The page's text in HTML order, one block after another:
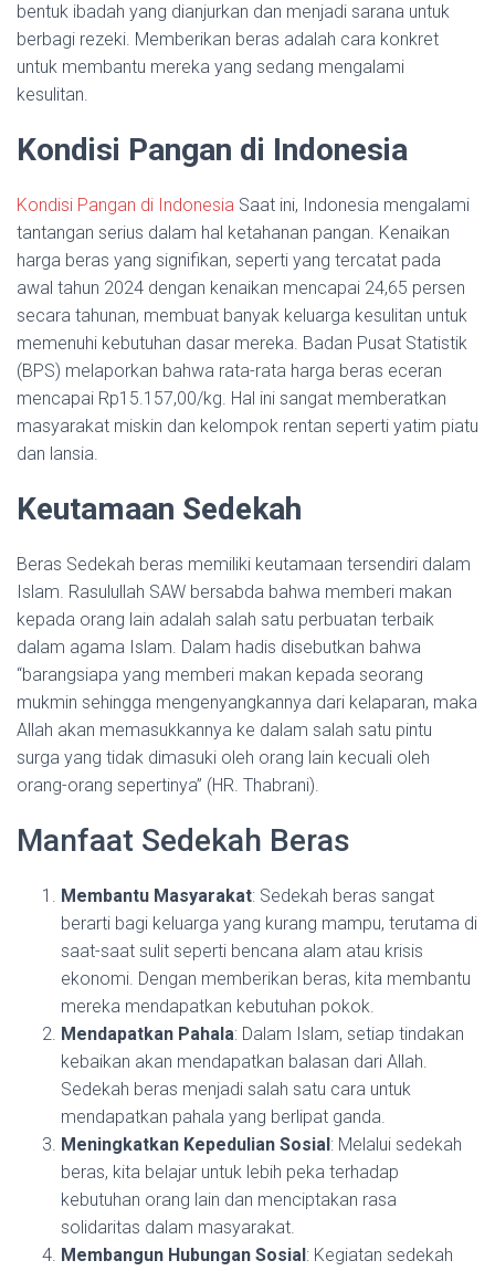
bentuk ibadah yang dianjurkan dan menjadi sarana untuk
berbagi rezeki. Memberikan beras adalah cara konkret
untuk membantu mereka yang sedang mengalami
kesulitan.
Kondisi Pangan di Indonesia
Kondisi Pangan di Indonesia Saat ini, Indonesia mengalami
tantangan serius dalam hal ketahanan pangan. Kenaikan
harga beras yang signifikan, seperti yang tercatat pada
awal tahun 2024 dengan kenaikan mencapai 24,65 persen
secara tahunan, membuat banyak keluarga kesulitan untuk
memenuhi kebutuhan dasar mereka. Badan Pusat Statistik
(BPS) melaporkan bahwa rata-rata harga beras eceran
mencapai Rp15.157,00/kg. Hal ini sangat memberatkan
masyarakat miskin dan kelompok rentan seperti yatim piatu
dan lansia.
Keutamaan Sedekah
Beras Sedekah beras memiliki keutamaan tersendiri dalam
Islam. Rasulullah SAW bersabda bahwa memberi makan
kepada orang lain adalah salah satu perbuatan terbaik
dalam agama Islam. Dalam hadis disebutkan bahwa
“barangsiapa yang memberi makan kepada seorang
mukmin sehingga mengenyangkannya dari kelaparan, maka
Allah akan memasukkannya ke dalam salah satu pintu
surga yang tidak dimasuki oleh orang lain kecuali oleh
orang-orang sepertinya” (HR. Thabrani).
Manfaat Sedekah Beras
Membantu Masyarakat: Sedekah beras sangat
berarti bagi keluarga yang kurang mampu, terutama di
saat-saat sulit seperti bencana alam atau krisis
ekonomi. Dengan memberikan beras, kita membantu
mereka mendapatkan kebutuhan pokok.
Mendapatkan Pahala: Dalam Islam, setiap tindakan
kebaikan akan mendapatkan balasan dari Allah.
Sedekah beras menjadi salah satu cara untuk
mendapatkan pahala yang berlipat ganda.
Meningkatkan Kepedulian Sosial: Melalui sedekah
beras, kita belajar untuk lebih peka terhadap
kebutuhan orang lain dan menciptakan rasa
solidaritas dalam masyarakat.
Membangun Hubungan Sosial: Kegiatan sedekah